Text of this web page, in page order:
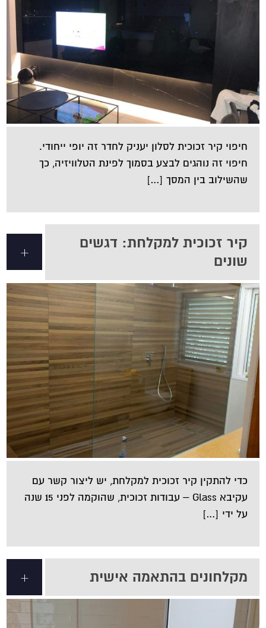
חיפוי קיר זכוכית לסלון יעניק לחדר זה יופי ייחודי.
חיפוי זה נוהגים לבצע בסמוך לפינת הטלוויזיה, כך
שהשילוב בין המסך […]
קיר זכוכית למקלחת: דגשים
שונים
+
כדי להתקין קיר זכוכית למקלחת, יש ליצור קשר עם
עקיבא Glass – עבודות זכוכית, שהוקמה לפני 15 שנה
על ידי […]
מקלחונים בהתאמה אישית +